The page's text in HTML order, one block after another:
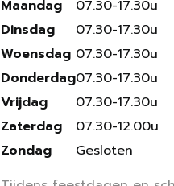
Maandag
Dinsdag
Woensdag
Donderdag
Vrijdag
Zaterdag
Zondag
07.30-17.30u
07.30-17.30u
07.30-17.30u
07.30-17.30u
07.30-17.30u
07.30-12.00u
Gesloten